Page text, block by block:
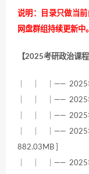
说明：目录只做当
网盘群组持续更新中。
【2025考研政治课
｜ ｜ ｜—— 2025年
｜ ｜ ｜—— 2025年
｜ ｜ ｜—— 2025年
｜ ｜ ｜—— 2025年
882.03MB ]
｜ ｜ ｜—— 2025年